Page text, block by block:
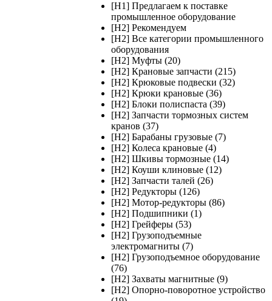
[H1] Предлагаем к поставке
промышленное оборудование
[H2] Рекомендуем
[H2] Все категории промышленного
оборудования
[H2] Муфты (20)
[H2] Крановые запчасти (215)
[H2] Крюковые подвески (32)
[H2] Крюки крановые (36)
[H2] Блоки полиспаста (39)
[H2] Запчасти тормозных систем
кранов (37)
[H2] Барабаны грузовые (7)
[H2] Колеса крановые (4)
[H2] Шкивы тормозные (14)
[H2] Коуши клиновые (12)
[H2] Запчасти талей (26)
[H2] Редукторы (126)
[H2] Мотор-редукторы (86)
[H2] Подшипники (1)
[H2] Грейферы (53)
[H2] Грузоподъемные
электромагниты (7)
[H2] Грузоподъемное оборудование
(76)
[H2] Захваты магнитные (9)
[H2] Опорно-поворотное устройство